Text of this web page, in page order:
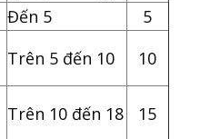
Đến 5
5
Trên 5 đến 10 10
Trên 10 đến 18 15